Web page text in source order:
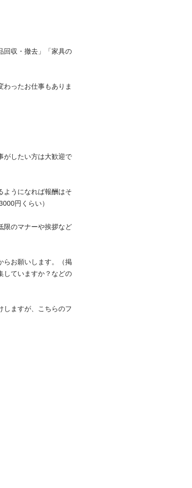
回収・撤去」「家具の
わったお仕事もありま
がしたい方は大歓迎で
ようになれば報酬はそ
円くらい）
限のマナーや挨拶など
らお願いします。（掲
していますか？などの
しますが、こちらのフ